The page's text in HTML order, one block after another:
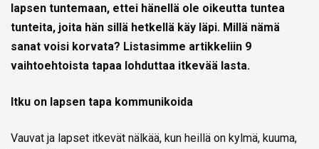
lapsen tuntemaan, ettei hänellä ole oikeutta tuntea
tunteita, joita hän sillä hetkellä käy läpi. Millä nämä
sanat voisi korvata? Listasimme artikkeliin 9
vaihtoehtoista tapaa lohduttaa itkevää lasta.
Itku on lapsen tapa kommunikoida
Vauvat ja lapset itkevät nälkää, kun heillä on kylmä, kuuma,